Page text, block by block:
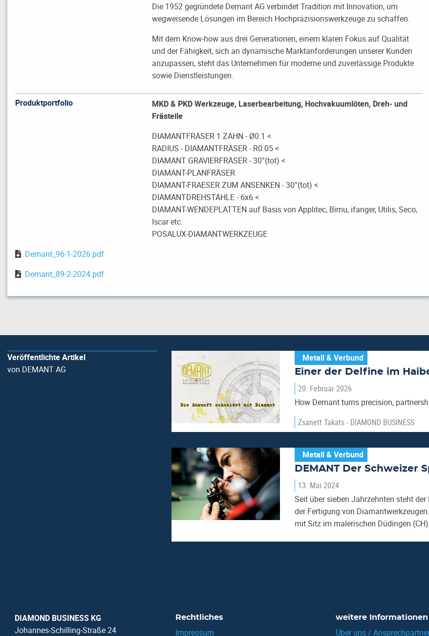
Die 1952 gegründete Demant AG verbindet Tradition mit Innovation, um
wegweisende Lösungen im Bereich Hochpräzisionswerkzeuge zu schaffen.
Mit dem Know-how aus drei Generationen, einem klaren Fokus auf Qualität
und der Fähigkeit, sich an dynamische Marktanforderungen unserer Kunden
anzupassen, steht das Unternehmen für moderne und zuverlässige Produkte
sowie Dienstleistungen.
Produktportfolio
MKD & PKD Werkzeuge, Laserbearbeitung, Hochvakuumlöten, Dreh- und
Frästeile
DIAMANTFRÄSER 1 ZAHN - Ø0.1 <
RADIUS - DIAMANTFRÄSER - R0.05 <
DIAMANT GRAVIERFRÄSER - 30°(tot) <
DIAMANT-PLANFRÄSER
DIAMANT-FRAESER ZUM ANSENKEN - 30°(tot) <
DIAMANTDREHSTÄHLE - 6x6 <
DIAMANT-WENDEPLATTEN auf Basis von Applitec, Bimu, ifanger, Utilis, Seco,
Iscar etc.
POSALUX-DIAMANTWERKZEUGE
Demant_96-1-2026.pdf
Demant_89-2-2024.pdf
Veröffentlichte Artikel
von DEMANT AG
Metall & Verbund
Einer der Delfine im
20. Februar 2026
How Demant turns precision,
Zsanett Takats - DIAMOND BUSINESS
Metall & Verbund
DEMANT Der Schweizer
13. Mai 2024
Seit über sieben Jahrzehnten steht
der Fertigung von
mit Sitz im malerischen Düdingen
DIAMOND BUSINESS KG
Johannes-Schilling-Straße 24
Rechtliches
Impressum
weitere Informationen
Über uns /